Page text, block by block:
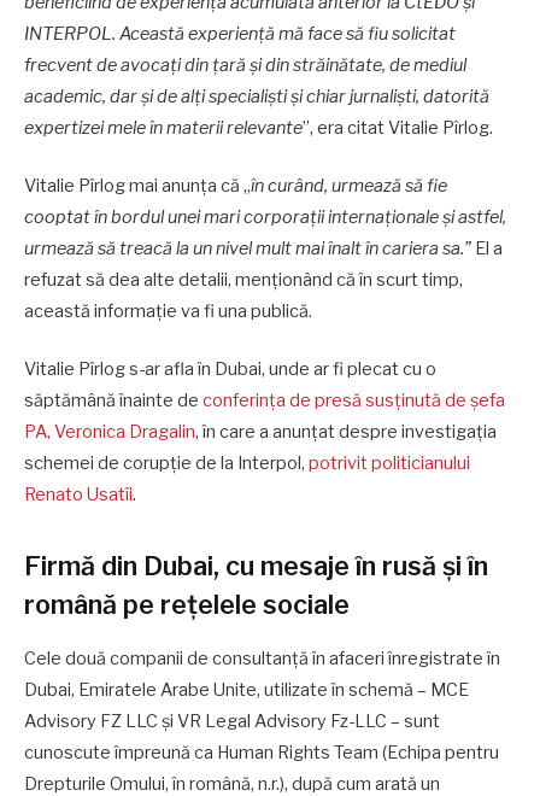
INTERPOL. Această experiență mă face să fiu solicitat
frecvent de avocați din țară și din străinătate, de mediul
academic, dar și de alți specialiști și chiar jurnaliști, datorită
expertizei mele în materii relevante”, era citat Vitalie Pîrlog.
Vitalie Pîrlog mai anunța că „în curând, urmează să fie
cooptat în bordul unei mari corporaţii internaţionale şi astfel,
urmează să treacă la un nivel mult mai înalt în cariera sa.” El a
refuzat să dea alte detalii, menţionând că în scurt timp,
această informaţie va fi una publică.
Vitalie Pîrlog s-ar afla în Dubai, unde ar fi plecat cu o
săptămână înainte de conferința de presă susținută de șefa
PA, Veronica Dragalin, în care a anunțat despre investigația
schemei de corupție de la Interpol, potrivit politicianului
Renato Usatîi.
Firmă din Dubai, cu mesaje în rusă și în
română pe rețelele sociale
Cele două companii de consultanță în afaceri înregistrate în
Dubai, Emiratele Arabe Unite, utilizate în schemă – MCE
Advisory FZ LLC și VR Legal Advisory Fz-LLC – sunt
cunoscute împreună ca Human Rights Team (Echipa pentru
Drepturile Omului, în română, n.r.), după cum arată un